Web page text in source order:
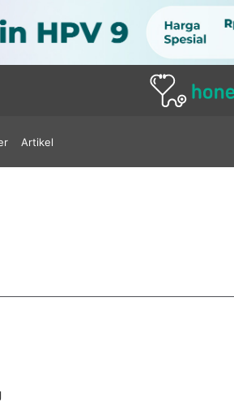
Artikel